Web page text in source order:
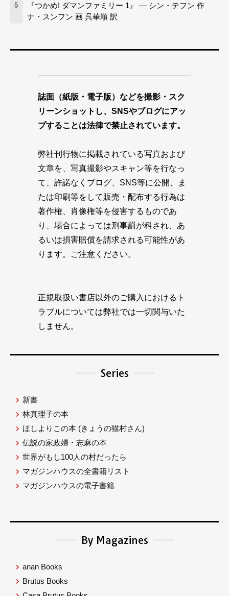
5
『つかめ! ダマンファミリー 1』 — シン・テフン 作
ナ・スンフン 画 呉華順 訳
誌面（紙版・電子版）などを撮影・スク
リーンショットし、SNSやブログにアッ
プすることは法律で禁止されています。
弊社刊行物に掲載されている写真および
文章を、写真撮影やスキャン等を行なっ
て、許諾なくブログ、SNS等に公開、ま
たは印刷等をして販売・配布する行為は
著作権、肖像権等を侵害するものであ
り、場合によっては刑事罰が科され、あ
るいは損害賠償を請求される可能性があ
ります。ご注意ください。
正規取扱い書店以外のご購入におけるト
ラブルについては弊社では一切関与いた
しません。
Series
新書
林真理子の本
ほしよりこの本 (きょうの猫村さん)
伝説の家政婦・志麻の本
世界がもし100人の村だったら
マガジンハウスの全書籍リスト
マガジンハウスの電子書籍
By Magazines
anan Books
Brutus Books